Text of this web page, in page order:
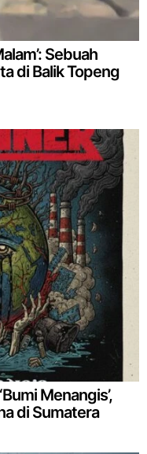
Sebuah
di Balik Topeng
Menangis’,
di Sumatera